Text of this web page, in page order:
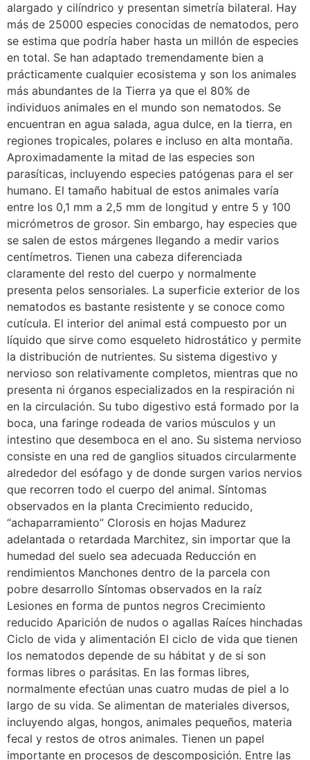
alargado y cilíndrico y presentan simetría bilateral. Hay
más de 25000 especies conocidas de nematodos, pero
se estima que podría haber hasta un millón de especies
en total. Se han adaptado tremendamente bien a
prácticamente cualquier ecosistema y son los animales
más abundantes de la Tierra ya que el 80% de
individuos animales en el mundo son nematodos. Se
encuentran en agua salada, agua dulce, en la tierra, en
regiones tropicales, polares e incluso en alta montaña.
Aproximadamente la mitad de las especies son
parasíticas, incluyendo especies patógenas para el ser
humano. El tamaño habitual de estos animales varía
entre los 0,1 mm a 2,5 mm de longitud y entre 5 y 100
micrómetros de grosor. Sin embargo, hay especies que
se salen de estos márgenes llegando a medir varios
centímetros. Tienen una cabeza diferenciada
claramente del resto del cuerpo y normalmente
presenta pelos sensoriales. La superficie exterior de los
nematodos es bastante resistente y se conoce como
cutícula. El interior del animal está compuesto por un
líquido que sirve como esqueleto hidrostático y permite
la distribución de nutrientes. Su sistema digestivo y
nervioso son relativamente completos, mientras que no
presenta ni órganos especializados en la respiración ni
en la circulación. Su tubo digestivo está formado por la
boca, una faringe rodeada de varios músculos y un
intestino que desemboca en el ano. Su sistema nervioso
consiste en una red de ganglios situados circularmente
alrededor del esófago y de donde surgen varios nervios
que recorren todo el cuerpo del animal. Síntomas
observados en la planta Crecimiento reducido,
“achaparramiento” Clorosis en hojas Madurez
adelantada o retardada Marchitez, sin importar que la
humedad del suelo sea adecuada Reducción en
rendimientos Manchones dentro de la parcela con
pobre desarrollo Síntomas observados en la raíz
Lesiones en forma de puntos negros Crecimiento
reducido Aparición de nudos o agallas Raíces hinchadas
Ciclo de vida y alimentación El ciclo de vida que tienen
los nematodos depende de su hábitat y de si son
formas libres o parásitas. En las formas libres,
normalmente efectúan unas cuatro mudas de piel a lo
largo de su vida. Se alimentan de materiales diversos,
incluyendo algas, hongos, animales pequeños, materia
fecal y restos de otros animales. Tienen un papel
importante en procesos de descomposición. Entre las